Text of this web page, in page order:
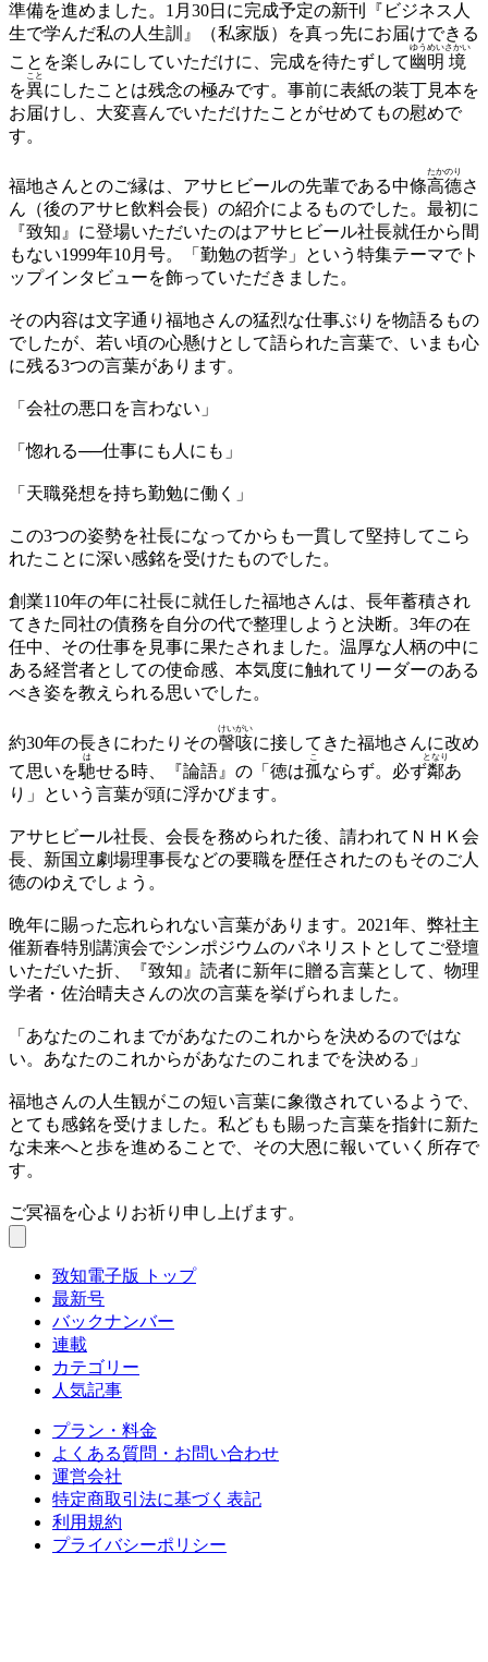
準備を進めました。1月30日に完成予定の新刊『ビジネス人
生で学んだ私の人生訓』（私家版）を真っ先にお届けできる
ことを楽しみにしていただけに、完成を待たずして幽
ゆう
明
めい
境
さかい
を異
こと
にしたことは残念の極みです。事前に表紙の装丁見本を
お届けし、大変喜んでいただけたことがせめてもの慰めで
す。
福地さんとのご縁は、アサヒビールの先輩である中條高
たか
德
のり
さ
ん（後のアサヒ飲料会長）の紹介によるものでした。最初に
『致知』に登場いただいたのはアサヒビール社長就任から間
もない1999年10月号。「勤勉の哲学」という特集テーマでト
ップインタビューを飾っていただきました。
その内容は文字通り福地さんの猛烈な仕事ぶりを物語るもの
でしたが、若い頃の心懸けとして語られた言葉で、いまも心
に残る3つの言葉があります。
「会社の悪口を言わない」
「惚れる──仕事にも人にも」
「天職発想を持ち勤勉に働く」
この3つの姿勢を社長になってからも一貫して堅持してこら
れたことに深い感銘を受けたものでした。
創業110年の年に社長に就任した福地さんは、長年蓄積され
てきた同社の債務を自分の代で整理しようと決断。3年の在
任中、その仕事を見事に果たされました。温厚な人柄の中に
ある経営者としての使命感、本気度に触れてリーダーのある
べき姿を教えられる思いでした。
約30年の長きにわたりその謦咳
けいがい
に接してきた福地さんに改め
て思いを馳
は
せる時、『論語』の「徳は孤
こ
ならず。必ず鄰
となり
あ
り」という言葉が頭に浮かびます。
アサヒビール社長、会長を務められた後、請われてＮＨＫ会
長、新国立劇場理事長などの要職を歴任されたのもそのご人
徳のゆえでしょう。
晩年に賜った忘れられない言葉があります。2021年、弊社主
催新春特別講演会でシンポジウムのパネリストとしてご登壇
いただいた折、『致知』読者に新年に贈る言葉として、物理
学者・佐治晴夫さんの次の言葉を挙げられました。
「あなたのこれまでがあなたのこれからを決めるのではな
い。あなたのこれからがあなたのこれまでを決める」
福地さんの人生観がこの短い言葉に象徴されているようで、
とても感銘を受けました。私どもも賜った言葉を指針に新た
な未来へと歩を進めることで、その大恩に報いていく所存で
す。
ご冥福を心よりお祈り申し上げます。
致知電子版 トップ
最新号
バックナンバー
連載
カテゴリー
人気記事
プラン・料金
よくある質問・お問い合わせ
運営会社
特定商取引法に基づく表記
利用規約
プライバシーポリシー